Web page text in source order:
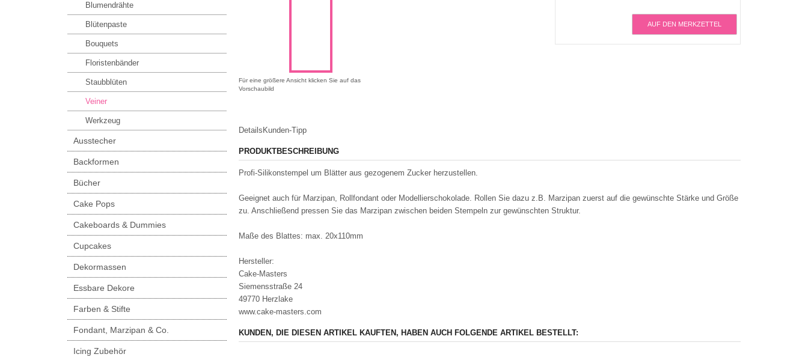
Für eine größere Ansicht klicken Sie auf das
Vorschaubild
AUF DEN MERKZETTEL
Details Kunden-Tipp
PRODUKTBESCHREIBUNG
Profi-Silikonstempel um Blätter aus gezogenem Zucker herzustellen.
Geeignet auch für Marzipan, Rollfondant oder Modellierschokolade. Rollen Sie dazu z.B. Marzipan zuerst auf die gewünschte Stärke und Größe
zu. Anschließend pressen Sie das Marzipan zwischen beiden Stempeln zur gewünschten Struktur.
Maße des Blattes: max. 20x110mm
Hersteller:
Cake-Masters
Siemensstraße 24
49770 Herzlake
www.cake-masters.com
KUNDEN, DIE DIESEN ARTIKEL KAUFTEN, HABEN AUCH FOLGENDE ARTIKEL BESTELLT:
Blumendrähte
Blütenpaste
Bouquets
Floristenbänder
Staubblüten
Veiner
Werkzeug
Ausstecher
Backformen
Bücher
Cake Pops
Cakeboards & Dummies
Cupcakes
Dekormassen
Essbare Dekore
Farben & Stifte
Fondant, Marzipan & Co.
Icing Zubehör